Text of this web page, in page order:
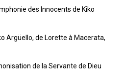
des Innocents de Kiko
Argüello, de Lorette à Macerata,
de la Servante de Dieu